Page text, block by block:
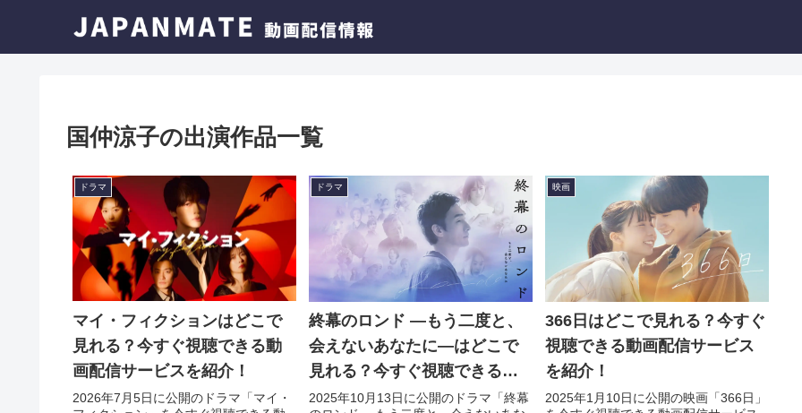
国仲涼子の出演作品一覧
ドラマ
マイ・フィクションはどこで
見れる？今すぐ視聴できる動
画配信サービスを紹介！
2026年7月5日に公開のドラマ「マイ・
ドラマ
終幕のロンド —もう二度と、
会えないあなたに—はどこで
見れる？今すぐ視聴できる動
画配信サービスを紹介！
2025年10月13日に公開のドラマ「終幕
映画
366日はどこで見れる？今すぐ
視聴できる動画配信サービス
を紹介！
2025年1月10日に公開の映画「366日」